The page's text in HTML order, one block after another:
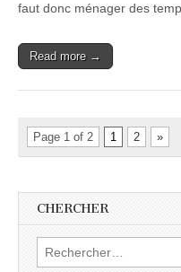
faut donc ménager des
Read more →
Page 1 of 2 1 2 »
CHERCHER
Rechercher :